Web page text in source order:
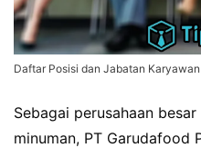
Daftar Posisi dan Jabatan
Sebagai perusahaan
minuman, PT Garudafood